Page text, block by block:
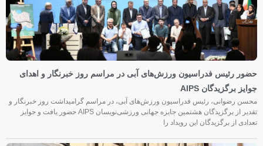
حضور رئیس فدراسیون ورزش‌های آبی در مراسم روز خبرنگار و اهدای
جوایز برگزیدگان AIPS
محسن رضوانی، رئیس فدراسیون ورزش‌های آبی، در مراسم گرامیداشت روز خبرنگار و
تقدیر از برگزیدگان هشتمین جایزه جهانی ورزشی‌نویسان AIPS حضور یافت و جوایز
تعدادی از برگزیدگان این رویداد را